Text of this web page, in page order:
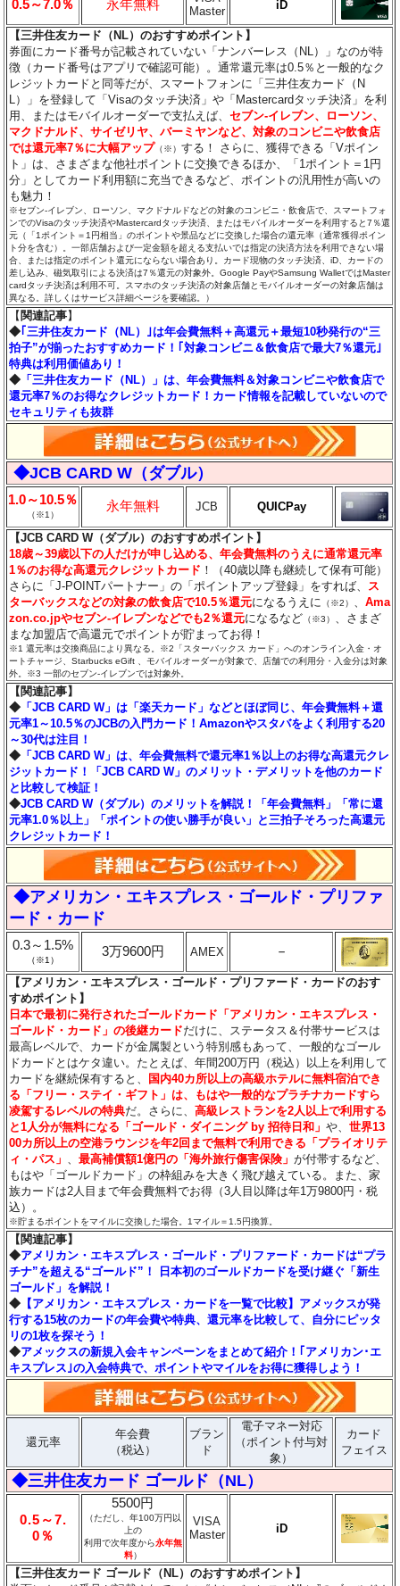
0.5～7.0％ 永年無料
Master
iD
【三井住友カード（NL）のおすすめポイント】
券面にカード番号が記載されていない「ナンバーレス（NL）」なのが特
徴（カード番号はアプリで確認可能）。通常還元率は0.5％と一般的なク
レジットカードと同等だが、スマートフォンに「三井住友カード（N
L）」を登録して「Visaのタッチ決済」や「Mastercardタッチ決済」を利
用、またはモバイルオーダーで支払えば、セブン‐イレブン、ローソン、
マクドナルド、サイゼリヤ、バーミヤンなど、対象のコンビニや飲食店
では還元率7％に大幅アップ （※）する！ さらに、獲得できる「Vポイン
ト」は、さまざまな他社ポイントに交換できるほか、「1ポイント＝1円
分」としてカード利用額に充当できるなど、ポイントの汎用性が高いの
も魅力！
※セブン‐イレブン、ローソン、マクドナルドなどの対象のコンビニ・飲食店で、スマートフォ
ンでのVisaのタッチ決済やMastercardタッチ決済、またはモバイルオーダーを利用すると7％還
元（「1ポイント＝1円相当」のポイントや景品などに交換した場合の還元率（通常獲得ポイン
ト分を含む）。一部店舗および一定金額を超える支払いでは指定の決済方法を利用できない場
合、または指定のポイント還元にならない場合あり。カード現物のタッチ決済、iD、カードの
差し込み、磁気取引による決済は7％還元の対象外。Google PayやSamsung WalletではMaster
cardタッチ決済は利用不可。スマホのタッチ決済の対象店舗とモバイルオーダーの対象店舗は
異なる。詳しくはサービス詳細ページを要確認。）
【関連記事】
◆ ｢三井住友カード（NL）｣は年会費無料＋高還元＋最短10秒発行の“三
拍子”が揃ったおすすめカード！｢対象コンビニ＆飲食店で最大7％還元｣
特典は利用価値あり！
◆ 「三井住友カード（NL）」は、年会費無料＆対象コンビニや飲食店で
還元率7％のお得なクレジットカード！カード情報を記載していないので
セキュリティも抜群
◆JCB CARD W（ダブル）
1.0～10.5％
（※1）
永年無料 JCB QUICPay
【JCB CARD W（ダブル）のおすすめポイント】
18歳～39歳以下の人だけが申し込める、年会費無料のうえに通常還元率
1％のお得な高還元クレジットカード ！（40歳以降も継続して保有可能）
さらに「J-POINTパートナー」の「ポイントアップ登録」をすれば、
ス
ターバックスなどの対象の飲食店で10.5％還元になるうえに （※2） 、Ama
zon.co.jpやセブン‐イレブンなどでも2％還元になるなど （※3）
、さまざ
まな加盟店で高還元でポイントが貯まってお得！
※1 還元率は交換商品により異なる。※2「スターバックス カード」へのオンライン入金・オ
ートチャージ、Starbucks eGift 、モバイルオーダーが対象で、店舗での利用分・入金分は対象
外。※3 一部のセブン‐イレブンでは対象外。
【関連記事】
◆ 「JCB CARD W」は「楽天カード」などとほぼ同じ、年会費無料＋還
元率1～10.5％のJCBの入門カード！Amazonやスタバをよく利用する20
～30代は注目！
◆ 「JCB CARD W」は、年会費無料で還元率1％以上のお得な高還元クレ
ジットカード！「JCB CARD W」のメリット・デメリットを他のカード
と比較して検証！
◆JCB CARD W（ダブル）のメリットを解説！「年会費無料」「常に還
元率1.0％以上」「ポイントの使い勝手が良い」と三拍子そろった高還元
クレジットカード！
◆アメリカン・エキスプレス・ゴールド・プリファ
ード・カード
0.3～1.5%
（※1）
3万9600円 AMEX －
【アメリカン・エキスプレス・ゴールド・プリファード・カードのおす
すめポイント】
日本で最初に発行されたゴールドカード「アメリカン・エキスプレス・
ゴールド・カード」の後継カードだけに、ステータス＆付帯サービスは
最高レベルで、カードが金属製という特別感もあって、一般的なゴール
ドカードとはケタ違い。たとえば、年間200万円（税込）以上を利用して
カードを継続保有すると、 国内40カ所以上の高級ホテルに無料宿泊でき
る「フリー・ステイ・ギフト」は、もはや一般的なプラチナカードすら
凌駕するレベルの特典だ。さらに、高級レストランを2人以上で利用する
と1人分が無料になる「ゴールド・ダイニング by 招待日和」や、世界13
00カ所以上の空港ラウンジを年2回まで無料で利用できる「プライオリテ
ィ・パス」
、最高補償額1億円の「海外旅行傷害保険」が付帯するなど、
もはや「ゴールドカード」の枠組みを大きく飛び越えている。また、家
族カードは2人目まで年会費無料でお得（3人目以降は年1万9800円・税
込）。
※貯まるポイントをマイルに交換した場合。1マイル＝1.5円換算。
【関連記事】
◆アメリカン・エキスプレス・ゴールド・プリファード・カードは“プラ
チナ”を超える“ゴールド”！ 日本初のゴールドカードを受け継ぐ「新生
ゴールド」を解説！
◆ 【アメリカン・エキスプレス・カードを一覧で比較】アメックスが発
行する15枚のカードの年会費や特典、還元率を比較して、自分にピッタ
リの1枚を探そう！
◆アメックスの新規入会キャンペーンをまとめて紹介！｢アメリカン･エ
キスプレス｣の入会特典で、ポイントやマイルをお得に獲得しよう！
還元率
年会費
（税込）
ブラン
ド
電子マネー対応
（ポイント付与対
象）
カード
フェイス
◆三井住友カード ゴールド（NL）
0.5～7.
0％
5500円
（ただし、年100万円以
上の
利用で次年度から永年無
料）
VISA
Master
iD
【三井住友カード ゴールド（NL）のおすすめポイント】